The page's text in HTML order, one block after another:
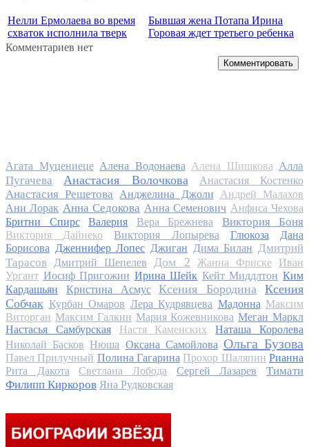
Нелли Ермолаева во время
схваток исполнила тверк
Бывшая жена Потапа Ирина
Горовая ждет третьего ребенка
Комментариев нет
Комментировать
Агата Муцениеце Алена Водонаева Алена Шишкова Алла
Пугачева
Анастасия Волочкова Анастасия Костенко
Анастасия Решетова Анджелина Джоли
Андрей Малахов
Ани Лорак Анна Седокова Анна Семенович Анфиса Чехова
Бритни Спирс
Валерия Вера Брежнева Виктория Боня
Виктория Дайнеко Виктория Лопырева Глюкоза
Дана
Борисова Дженнифер Лопес Джиган Дима Билан Дмитрий
Тарасов
Дмитрий Шепелев Дом 2 Жанна Фриске
Иван
Ургант Иосиф Пригожин Ирина Шейк Кейт Миддлтон Ким
Кардашьян
Кристина Асмус Ксения Бородина
Ксения
Собчак Курбан Омаров Лера Кудрявцева Мадонна Максим
Виторган Максим Галкин Мария Кожевникова Меган Маркл
Настасья Самбурская
Настя Каменских
Наташа Королева
Николай Басков Нюша Оксана Самойлова Ольга Бузова
Павел Прилучный Полина Гагарина Прохор Шаляпин Рианна
Рита Дакота
Светлана Лобода Сергей Лазарев
Тимати
Филипп Киркоров Яна Рудковская